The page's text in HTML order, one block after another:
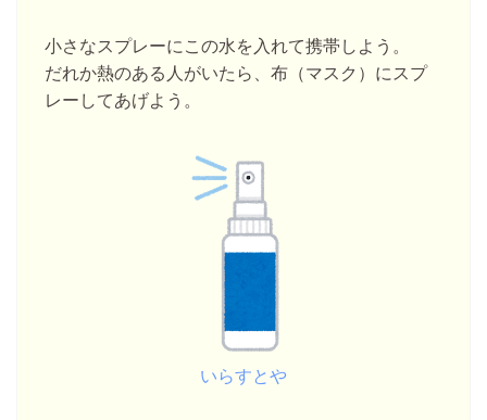
小さなスプレーにこの水を入れて携帯しよう。
だれか熱のある人がいたら、布（マスク）にスプ
レーしてあげよう。
いらすとや